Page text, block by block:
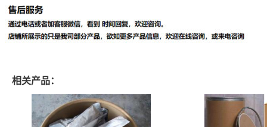
相关产品：